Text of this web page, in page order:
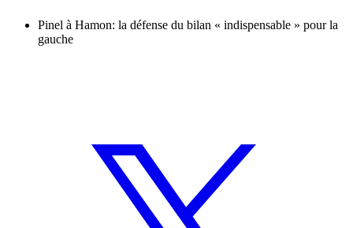
Pinel à Hamon: la défense du bilan « indispensable » pour la
gauche